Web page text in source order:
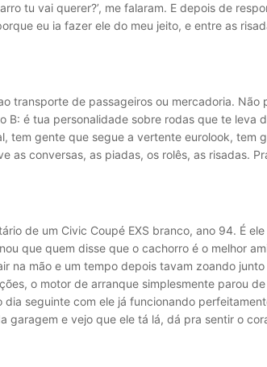
tu vai querer?’, me falaram. E depois de
eu ia fazer ele do meu jeito, e entre as
transporte de passageiros ou mercadoria. Não
B: é tua personalidade sobre rodas que te leva
tem gente que segue a vertente eurolook, tem
as conversas, as piadas, os rolês, as risadas.
de um Civic Coupé EXS branco, ano 94. É
que quem disse que o cachorro é o melhor
na mão e um tempo depois tavam zoando
o motor de arranque simplesmente parou de
dia seguinte com ele já funcionando
garagem e vejo que ele tá lá, dá pra sentir o